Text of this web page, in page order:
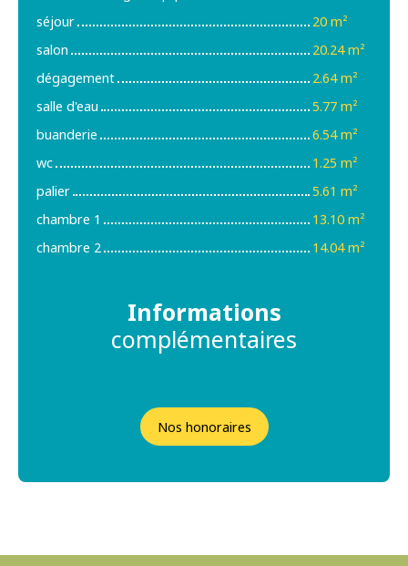
séjour
20 m²
salon
20.24 m²
dégagement
2.64 m²
salle d'eau
5.77 m²
buanderie
6.54 m²
wc
1.25 m²
palier
5.61 m²
chambre 1
13.10 m²
chambre 2
14.04 m²
Informations
complémentaires
Nos honoraires